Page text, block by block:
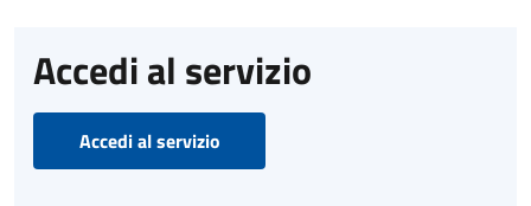
Accedi al servizio
Accedi al servizio